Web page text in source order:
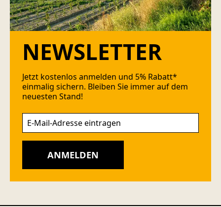
NEWSLETTER
Jetzt kostenlos anmelden und 5% Rabatt*
einmalig sichern. Bleiben Sie immer auf dem
neuesten Stand!
ANMELDEN